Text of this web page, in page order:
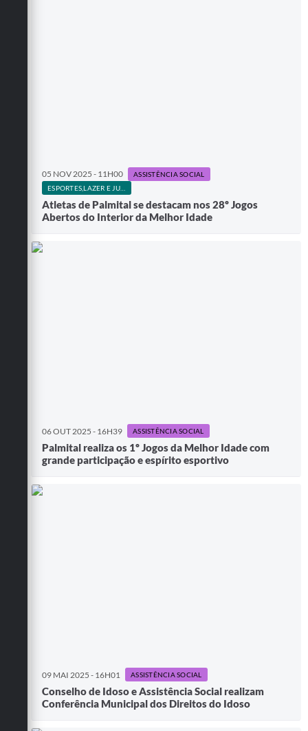
05 NOV 2025 - 11H00
ASSISTÊNCIA SOCIAL
ESPORTES,LAZER E JUVENTUDE
Atletas de Palmital se destacam nos 28º Jogos
Abertos do Interior da Melhor Idade
06 OUT 2025 - 16H39 ASSISTÊNCIA SOCIAL
Palmital realiza os 1º Jogos da Melhor Idade com
grande participação e espírito esportivo
09 MAI 2025 - 16H01 ASSISTÊNCIA SOCIAL
Conselho de Idoso e Assistência Social realizam
Conferência Municipal dos Direitos do Idoso